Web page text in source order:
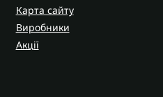
Карта сайту
Виробники
Акції